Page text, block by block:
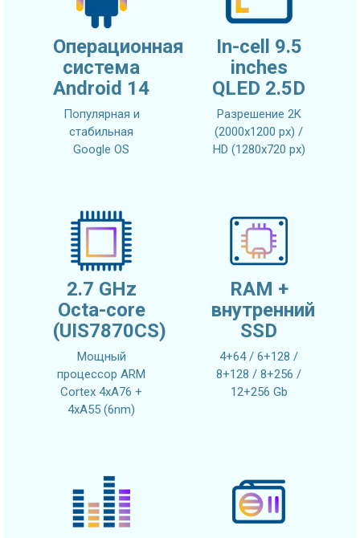
Операционная
система
Android 14
Популярная и
стабильная
Google OS
In-cell 9.5
inches
QLED 2.5D
Разрешение 2K
(2000x1200 px) /
HD (1280x720 px)
2.7 GHz
Octa-core
(UIS7870CS)
Мощный
процессор ARM
Cortex 4xA76 +
4xA55 (6nm)
RAM +
внутренний
SSD
4+64 / 6+128 /
8+128 / 8+256 /
12+256 Gb